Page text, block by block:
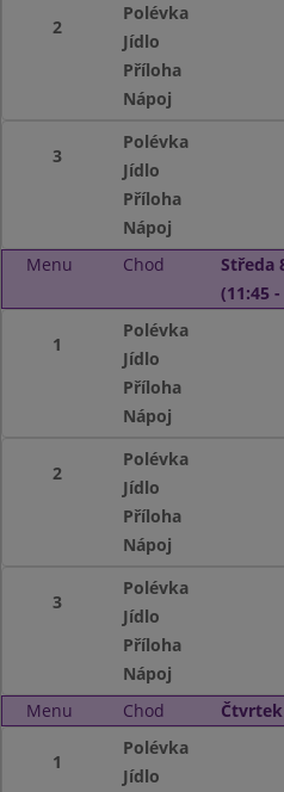
2
Polévka
Jídlo
Příloha
Nápoj
3
Polévka
Jídlo
Příloha
Nápoj
Menu
Chod
Středa
(11:45
1
Polévka
Jídlo
Příloha
Nápoj
2
Polévka
Jídlo
Příloha
Nápoj
3
Polévka
Jídlo
Příloha
Nápoj
Menu
Chod Čtvrtek
1
Polévka
Jídlo